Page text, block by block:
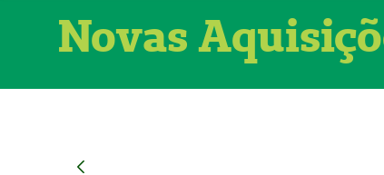
Novas